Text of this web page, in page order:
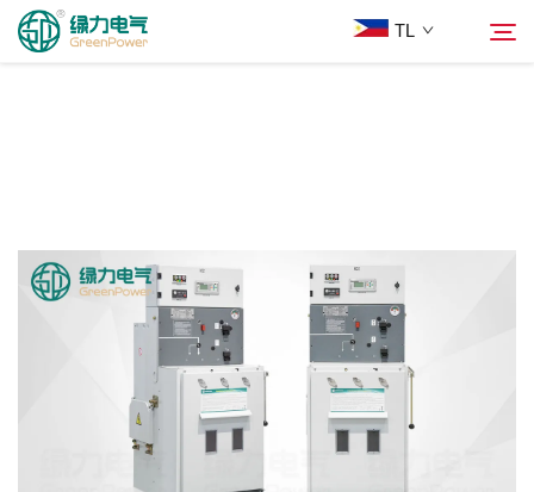
TL
Tungkol Sa Amin
Mga Solusyon